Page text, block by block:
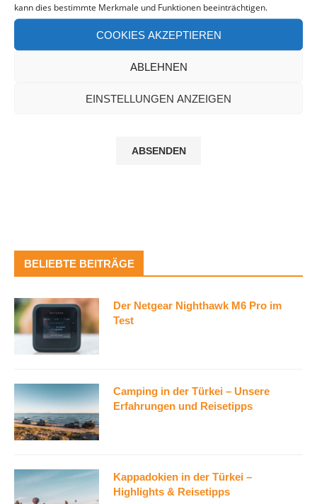
kann dies bestimmte Merkmale und Funktionen beeinträchtigen.
COOKIES AKZEPTIEREN
ABLEHNEN
EINSTELLUNGEN ANZEIGEN
Diese Seite ist durch reCAPTCHA und Google
Nutzungsbedingungenanwenden.
BELIEBTE BEITRÄGE
Der Netgear Nighthawk M6 Pro im
Test
Camping in der Türkei – Unsere
Erfahrungen und Reisetipps
Kappadokien in der Türkei –
Highlights & Reisetipps